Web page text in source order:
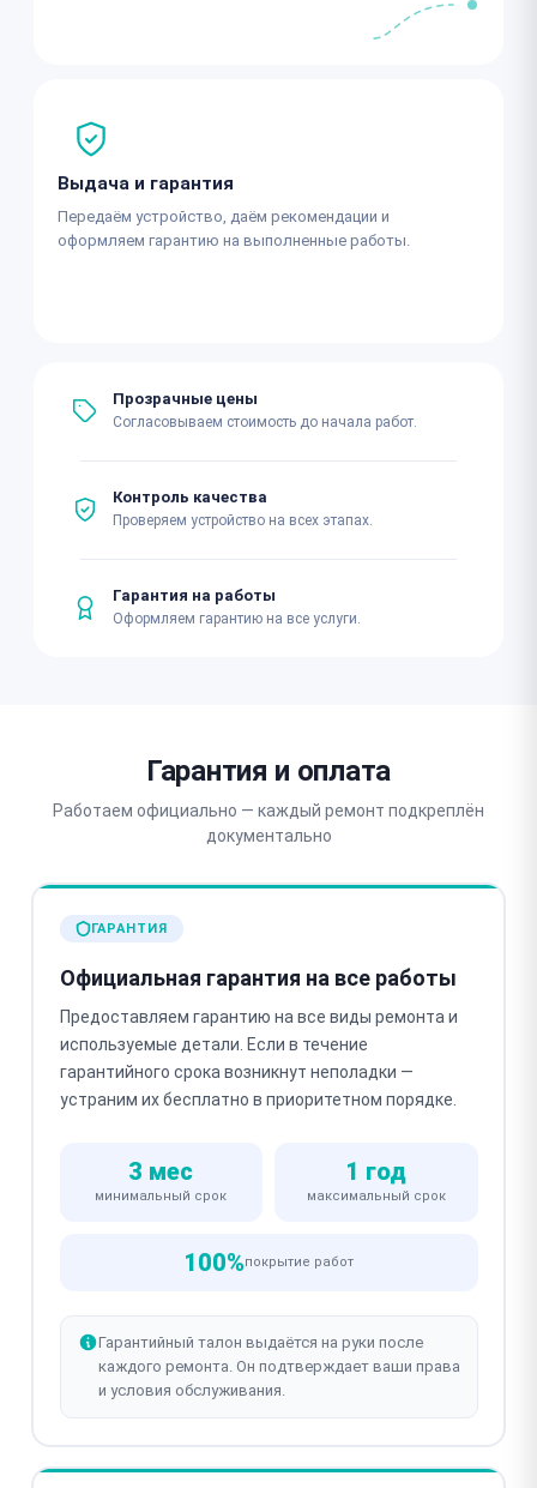
Выдача и гарантия
Передаём устройство, даём рекомендации и
оформляем гарантию на выполненные работы.
Прозрачные цены
Согласовываем стоимость до начала работ.
Контроль качества
Проверяем устройство на всех этапах.
Гарантия на работы
Оформляем гарантию на все услуги.
Гарантия и оплата
Работаем официально — каждый ремонт подкреплён
документально
ГАРАНТИЯ
Официальная гарантия на все работы
Предоставляем гарантию на все виды ремонта и
используемые детали. Если в течение
гарантийного срока возникнут неполадки —
устраним их бесплатно в приоритетном порядке.
3 мес
минимальный срок
1 год
максимальный срок
100%покрытие работ
Гарантийный талон выдаётся на руки после
каждого ремонта. Он подтверждает ваши права
и условия обслуживания.